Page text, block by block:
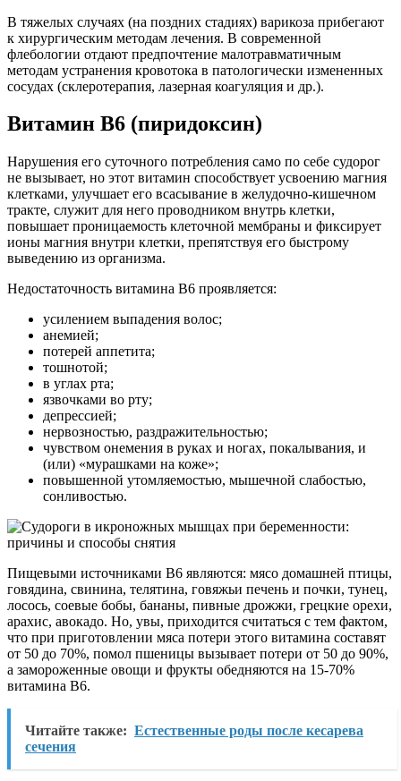
В тяжелых случаях (на поздних стадиях) варикоза прибегают
к хирургическим методам лечения. В современной
флебологии отдают предпочтение малотравматичным
методам устранения кровотока в патологически измененных
сосудах (склеротерапия, лазерная коагуляция и др.).
Витамин В6 (пиридоксин)
Нарушения его суточного потребления само по себе судорог
не вызывает, но этот витамин способствует усвоению магния
клетками, улучшает его всасывание в желудочно-кишечном
тракте, служит для него проводником внутрь клетки,
повышает проницаемость клеточной мембраны и фиксирует
ионы магния внутри клетки, препятствуя его быстрому
выведению из организма.
Недостаточность витамина B6 проявляется:
усилением выпадения волос;
анемией;
потерей аппетита;
тошнотой;
в углах рта;
язвочками во рту;
депрессией;
нервозностью, раздражительностью;
чувством онемения в руках и ногах, покалывания, и
(или) «мурашками на коже»;
повышенной утомляемостью, мышечной слабостью,
сонливостью.
Пищевыми источниками B6 являются: мясо домашней птицы,
говядина, свинина, телятина, говяжьи печень и почки, тунец,
лосось, соевые бобы, бананы, пивные дрожжи, грецкие орехи,
арахис, авокадо. Но, увы, приходится считаться с тем фактом,
что при приготовлении мяса потери этого витамина составят
от 50 до 70%, помол пшеницы вызывает потери от 50 до 90%,
а замороженные овощи и фрукты обедняются на 15-70%
витамина B6.
Читайте также: Естественные роды после кесарева
сечения